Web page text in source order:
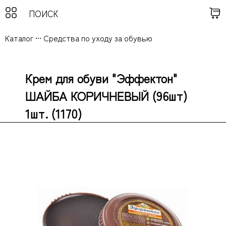
Каталог ... Средства по уходу за обувью
Крем для обуви "Эффектон"
ШАЙБА КОРИЧНЕВЫЙ (96шт)
1шт. (1170)